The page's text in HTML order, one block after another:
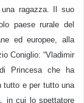
ragazza. Il suo
paese rurale del
ed europee,alla
Coniglio: “Vladimir
Princesa che ha
tutto e per tutto una
in cui lo spettatore